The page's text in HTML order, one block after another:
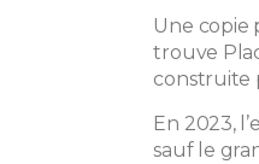
Une copie
trouve
construite
En 2023,
sauf le